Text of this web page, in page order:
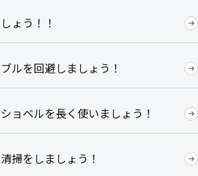
ょう！！
ルを回避しましょう！
ョベルを長く使いましょう！
掃をしましょう！